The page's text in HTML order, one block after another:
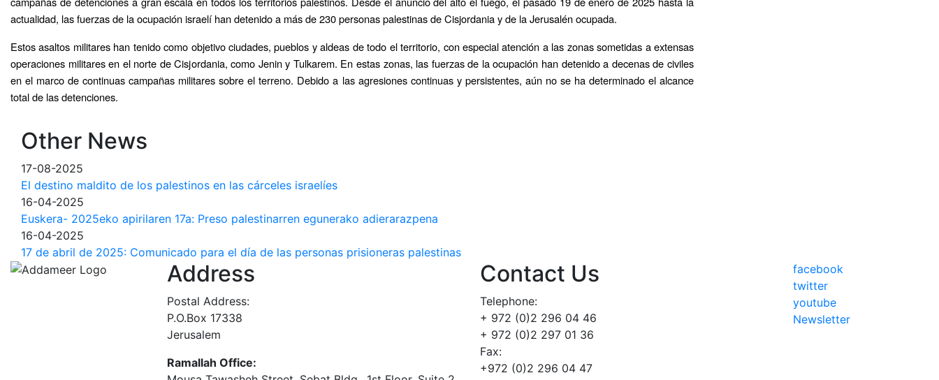
actualidad, las fuerzas de la ocupación israelí han detenido a más de 230 personas palestinas de Cisjordania y de la Jerusalén ocupada.
Estos asaltos militares han tenido como objetivo ciudades, pueblos y aldeas de todo el territorio, con especial atención a las zonas sometidas a extensas
operaciones militares en el norte de Cisjordania, como Jenin y Tulkarem. En estas zonas, las fuerzas de la ocupación han detenido a decenas de civiles
en el marco de continuas campañas militares sobre el terreno. Debido a las agresiones continuas y persistentes, aún no se ha determinado el alcance
total de las detenciones.
Other News
17-08-2025
El destino maldito de los palestinos en las cárceles israelíes
16-04-2025
Euskera- 2025eko apirilaren 17a: Preso palestinarren egunerako adierarazpena
16-04-2025
17 de abril de 2025: Comunicado para el día de las personas prisioneras palestinas
Address
Postal Address:
P.O.Box 17338
Jerusalem
Ramallah Office:
Contact Us
Telephone:
+ 972 (0)2 296 04 46
+ 972 (0)2 297 01 36
Fax:
+972 (0)2 296 04 47
facebook
twitter
youtube
Newsletter